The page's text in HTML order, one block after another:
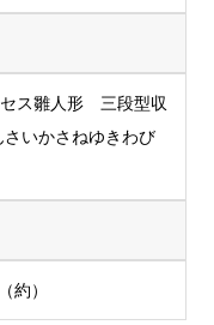
ス雛人形 三段型収
いかさねゆきわび
約）